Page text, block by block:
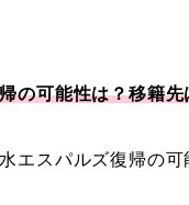
の可能性は？移籍
エスパルズ復帰の